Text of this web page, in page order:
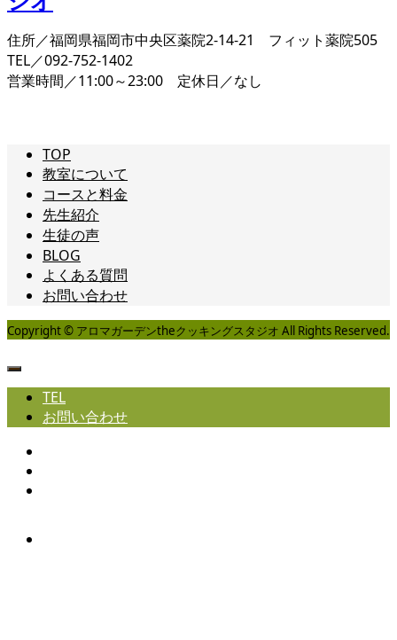
住所／福岡県福岡市中央区薬院2-14-21 フィット薬院505
TEL／092-752-1402
営業時間／11:00～23:00 定休日／なし
TOP
教室について
コースと料金
先生紹介
生徒の声
BLOG
よくある質問
お問い合わせ
Copyright © アロマガーデンtheクッキングスタジオ All Rights Reserved.
TEL
お問い合わせ